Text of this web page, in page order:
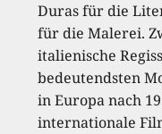
Duras für die
für die Malerei.
italienische
bedeutendsten
in Europa nach
internationale